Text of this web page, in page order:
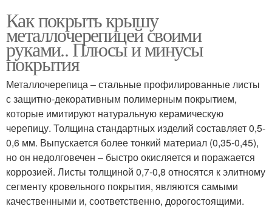
Как покрыть крышу
металлочерепицей своими
руками.. Плюсы и минусы
покрытия
Металлочерепица – стальные профилированные листы
с защитно-декоративным полимерным покрытием,
которые имитируют натуральную керамическую
черепицу. Толщина стандартных изделий составляет 0,5-
0,6 мм. Выпускается более тонкий материал (0,35-0,45),
но он недолговечен – быстро окисляется и поражается
коррозией. Листы толщиной 0,7-0,8 относятся к элитному
сегменту кровельного покрытия, являются самыми
качественными и, соответственно, дорогостоящими.